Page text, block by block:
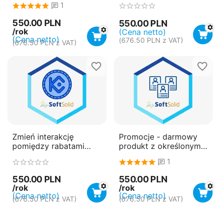
1
550.00 PLN
/rok
(Cena netto)
(676.50 PLNz VAT)
płatność roczna
(subskrypcja)
550.00 PLN
(Cena netto)
(676.50 PLN z VAT)
Zmień interakcję
pomiędzy rabatami
promocjami - płatność
roczna (subskrypcja)
550.00 PLN
/rok
(Cena netto)
(676.50 PLNz VAT)
Promocje - darmowy
produkt z określonym
roczna (subskrypcja)
1
550.00 PLN
/rok
(Cena netto)
(676.50 PLNz VAT)